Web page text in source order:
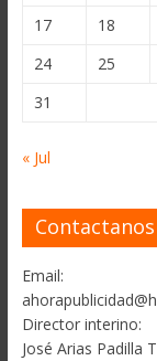
17
18
24
25
31
« Jul
Contactanos
Email:
Director interino:
José Arias Padilla